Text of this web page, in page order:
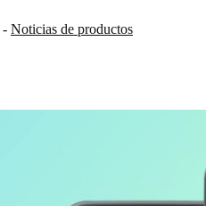
- Noticias de productos